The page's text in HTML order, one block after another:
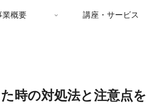
業概要 講座・サービス
時の対処法と注意点を